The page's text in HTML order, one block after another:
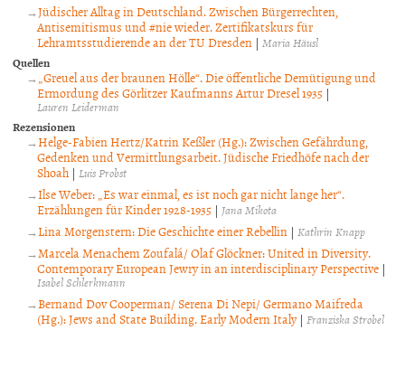
Jüdischer Alltag in Deutschland. Zwischen Bürgerrechten,
Antisemitismus und #nie wieder. Zertifikatskurs für
Lehramtsstudierende an der TU Dresden | Maria Häusl
Quellen
„Greuel aus der braunen Hölle“. Die öffentliche Demütigung und
Ermordung des Görlitzer Kaufmanns Artur Dresel 1935 |
Lauren Leiderman
Rezensionen
Helge-Fabien Hertz/Katrin Keßler (Hg.): Zwischen Gefährdung,
Gedenken und Vermittlungsarbeit. Jüdische Friedhöfe nach der
Shoah | Luis Probst
Ilse Weber: „Es war einmal, es ist noch gar nicht lange her“.
Erzählungen für Kinder 1928-1935 | Jana Mikota
Lina Morgenstern: Die Geschichte einer Rebellin |Kathrin Knapp
Marcela Menachem Zoufalá/ Olaf Glöckner: United in Diversity.
Contemporary European Jewry in an interdisciplinary Perspective |
Isabel Schlerkmann
Bernand Dov Cooperman/ Serena Di Nepi/ Germano Maifreda
(Hg.): Jews and State Building. Early Modern Italy| Franziska Strobel